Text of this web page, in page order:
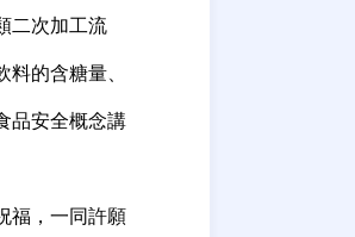
二次加工流
的含糖量、
品安全概念講
福，一同許願